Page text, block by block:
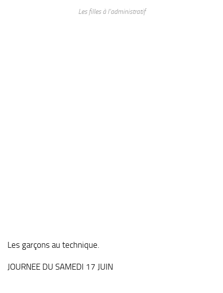
Les filles à l’administratif
Les garçons au technique.
JOURNEE DU SAMEDI 17 JUIN